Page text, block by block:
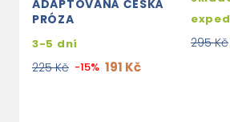
ADAPTOVANÁ ČESKÁ
PRÓZA
3-5 dní
225 Kč -15% 191 Kč
295 Kč